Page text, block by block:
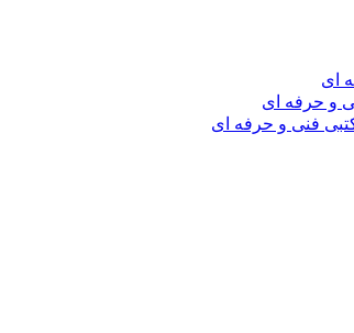
ای
و حرفه ای
فنی و حرفه ای